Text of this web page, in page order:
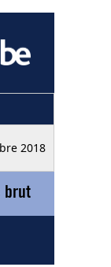
2018
brut